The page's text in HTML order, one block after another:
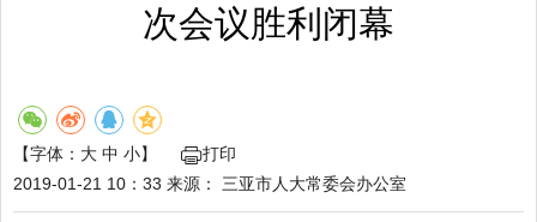
次会议胜利闭幕
【字体： 大 中 小】
打印
2019-01-21 10：33 来源： 三亚市人大常委会办公室